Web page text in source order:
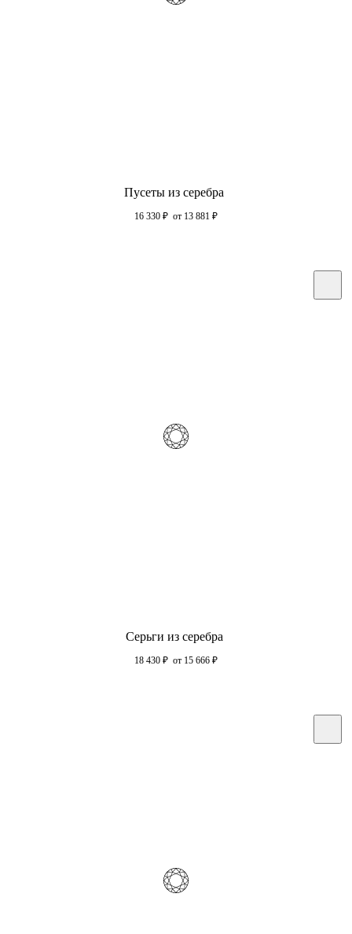
Пусеты из серебра
16 330 ₽ от 13 881 ₽
Серьги из серебра
18 430 ₽ от 15 666 ₽